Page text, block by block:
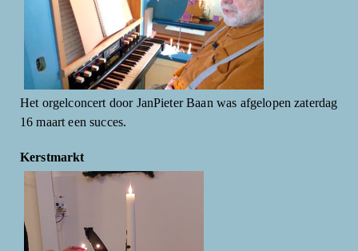
Het orgelconcert door JanPieter Baan was afgelopen zaterdag
16 maart een succes.
Kerstmarkt